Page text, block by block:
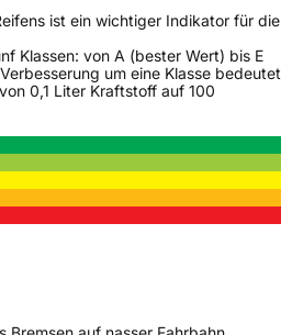
ist ein wichtiger Indikator für die
Klassen: von A (bester Wert) bis E
um eine Klasse bedeutet
0,1 Liter Kraftstoff auf 100